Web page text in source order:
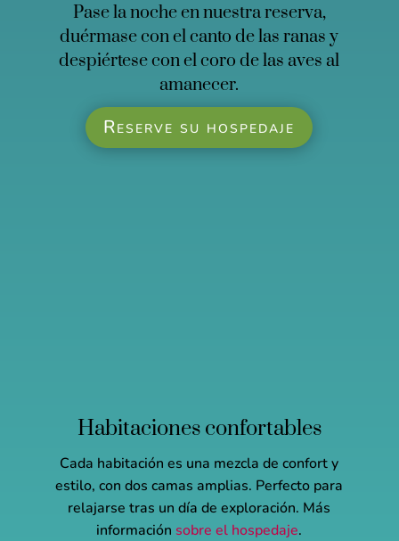
Pase la noche en nuestra reserva,
duérmase con el canto de las ranas y
despiértese con el coro de las aves al
amanecer.
Reserve su hospedaje
Habitaciones confortables
Cada habitación es una mezcla de confort y
estilo, con dos camas amplias. Perfecto para
relajarse tras un día de exploración. Más
información sobre el hospedaje.